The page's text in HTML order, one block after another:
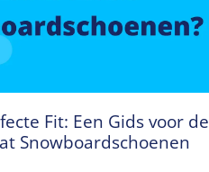
Fit: Een Gids voor de
Snowboardschoenen